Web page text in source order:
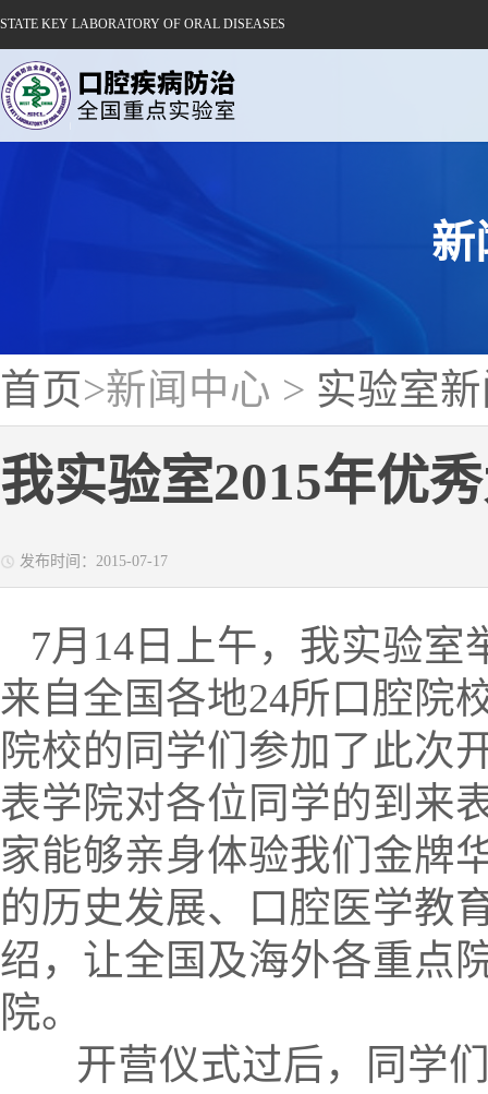
STATE KEY LABORATORY OF ORAL DISEASES
新
首页>新闻中心 > 实验室
我实验室2015年优
发布时间：2015-07-17
7月14日上午，我实验室
来自全国各地24所口腔院
院校的同学们参加了此次
表学院对各位同学的到来
家能够亲身体验我们金牌
的历史发展、口腔医学教
绍，让全国及海外各重点
院。
开营仪式过后，同学们